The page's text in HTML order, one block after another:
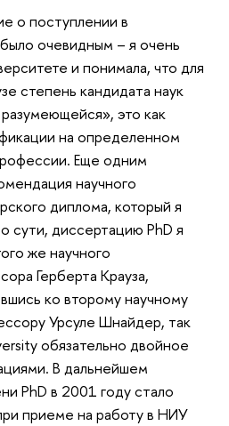
о поступлении в
очевидным – я очень
и понимала, что для
степень кандидата наук
это как
на определенном
Еще одним
научного
диплома, который я
сути, диссертацию PhD я
же научного
Герберта Крауза,
ко второму научному
Урсуле Шнайдер, так
обязательно двойное
В дальнейшем
PhD в 2001 году стало
приеме на работу в НИУ